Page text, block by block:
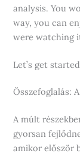
analysis. You
way, you can
were watching
Let’s get
Összefoglalás:
A múlt
gyorsan
amikor először